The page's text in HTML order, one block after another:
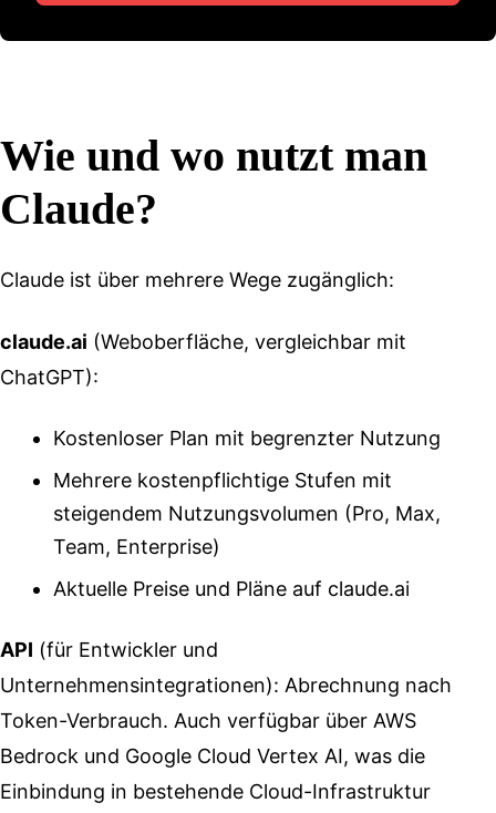
Wie und wo nutzt man
Claude?
Claude ist über mehrere Wege zugänglich:
claude.ai (Weboberfläche, vergleichbar mit
ChatGPT):
Kostenloser Plan mit begrenzter Nutzung
Mehrere kostenpflichtige Stufen mit
steigendem Nutzungsvolumen (Pro, Max,
Team, Enterprise)
Aktuelle Preise und Pläne auf claude.ai
API (für Entwickler und
Unternehmensintegrationen): Abrechnung nach
Token-Verbrauch. Auch verfügbar über AWS
Bedrock und Google Cloud Vertex AI, was die
Einbindung in bestehende Cloud-Infrastruktur